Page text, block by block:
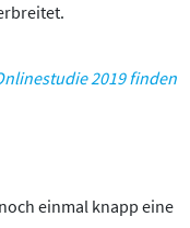
2019 finden
einmal knapp eine